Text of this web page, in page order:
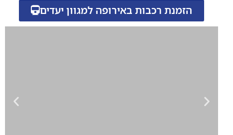
הזמנת רכבות באירופה למגוון יעדים